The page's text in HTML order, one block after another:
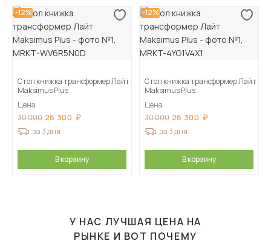
-12%
Стол книжка трансформер Лайт
Maksimus Plus
Цена
30 000 26 300
за 3 дня
В корзину
-12%
Стол книжка трансформер Лайт
Maksimus Plus
Цена
30 000 26 300
за 3 дня
В корзину
У НАС ЛУЧШАЯ ЦЕНА НА
РЫНКЕ И ВОТ ПОЧЕМУ